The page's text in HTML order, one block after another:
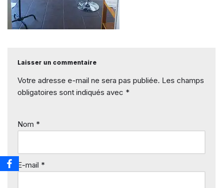
Laisser un commentaire
Votre adresse e-mail ne sera pas publiée. Les champs
obligatoires sont indiqués avec *
Nom *
E-mail *